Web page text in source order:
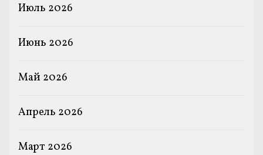
Июль 2026
Июнь 2026
Май 2026
Апрель 2026
Март 2026